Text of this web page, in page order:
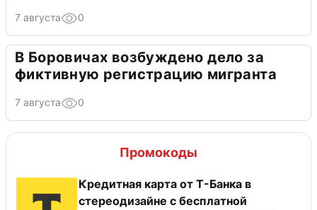
7 августа 0
В Боровичах возбуждено дело за
фиктивную регистрацию мигранта
7 августа 0
Промокоды
Кредитная карта от Т-Банка в
стереодизайне с бесплатной